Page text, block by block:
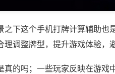
之下这个手机打牌计算辅助
理调整牌型，提升游戏体验，
真的吗；一些玩家反映在游戏